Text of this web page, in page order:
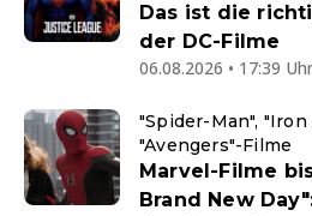
Das ist die
der DC-Filme
06.08.2026 • 17:39 Uhr
"Spider-Man",
"Avengers"-Filme
Marvel-Filme
Brand New